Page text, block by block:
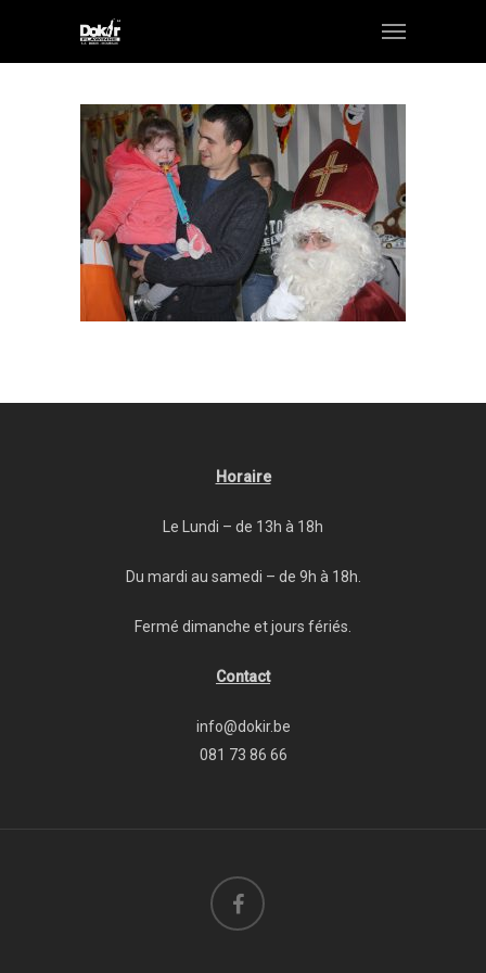
Horaire
Le Lundi – de 13h à 18h
Du mardi au samedi – de 9h à 18h.
Fermé dimanche et jours fériés.
Contact
info@dokir.be
081 73 86 66